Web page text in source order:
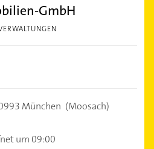
GmbH
München (Moosach)
um 09:00